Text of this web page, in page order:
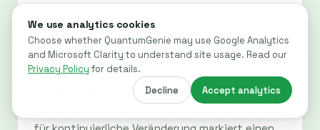
Kontinuierliche Krypto-
Agilität: Imperativ für
Unternehmen im Post-
Quanten-Zeitalter